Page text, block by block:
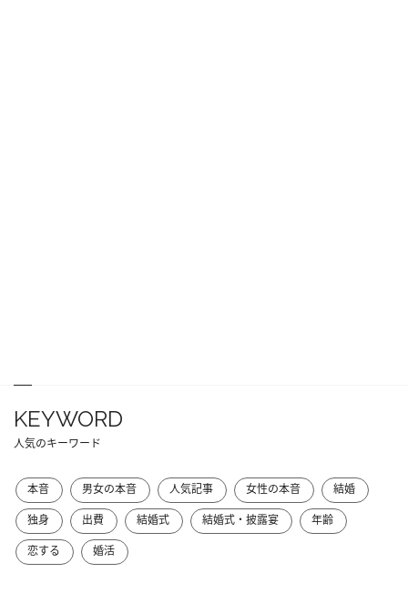
KEYWORD
人気のキーワード
本音 男女の本音 人気記事 女性の本音
結婚
独身
出費 結婚式 結婚式・披露宴
年齢
恋する
婚活